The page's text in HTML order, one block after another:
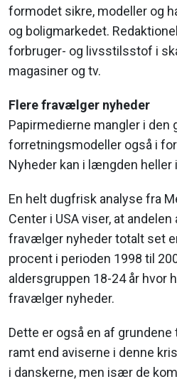
formodet sikre, modeller og
og bolig­markedet.
forbruger- og livsstilsstof i
magasiner og tv.
Flere fravælger nyheder
Papirmedierne mangler i den
forretnings­modeller også i
Nyheder kan i længden
En helt dugfrisk analyse fra
Center i USA viser, at
fravælger nyheder totalt set
procent i perioden 1998 til
aldersgruppen 18-24 år hvor
fravælger nyheder.
Dette er også en af grundene
ramt end aviserne i denne
i danskerne, men især de